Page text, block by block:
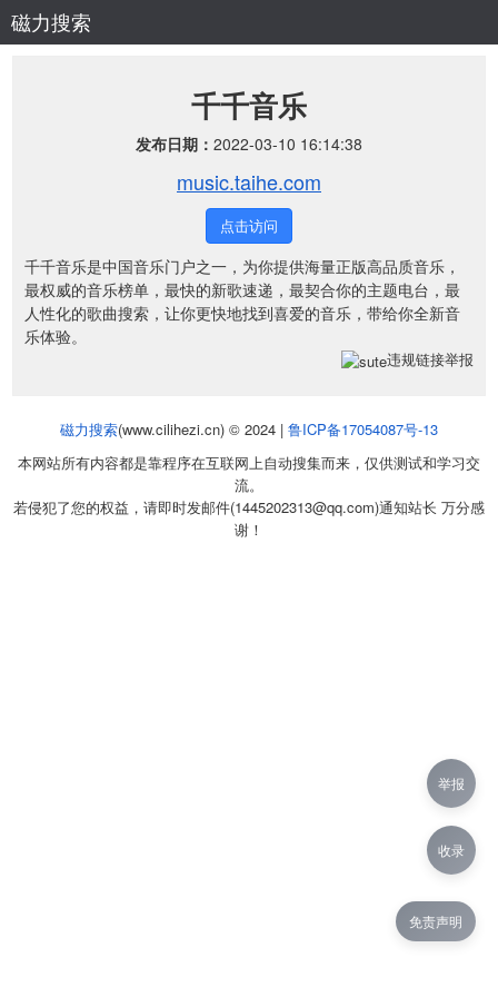
磁力搜索
千千音乐
发布日期： 2022-03-10 16:14:38
music.taihe.com
点击访问
千千音乐是中国音乐门户之一，为你提供海量正版高品质音乐，
最权威的音乐榜单，最快的新歌速递，最契合你的主题电台，最
人性化的歌曲搜索，让你更快地找到喜爱的音乐，带给你全新音
乐体验。
违规链接举报
磁力搜索(www.cilihezi.cn) © 2024 | 鲁ICP备17054087号-13
本网站所有内容都是靠程序在互联网上自动搜集而来，仅供测试和学习交
流。
若侵犯了您的权益，请即时发邮件(1445202313@qq.com)通知站长 万分感
谢！
免责声明
举报
收录